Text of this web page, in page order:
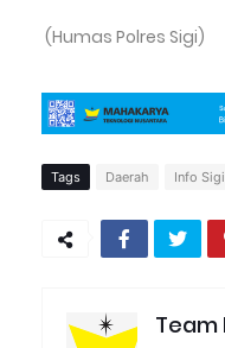
(Humas Polres Sigi)
Tags Daerah Info Sigi
Team